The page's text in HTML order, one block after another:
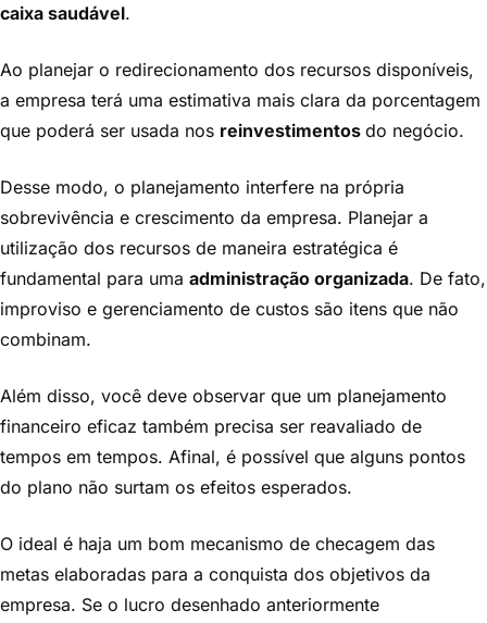
caixa saudável.
Ao planejar o redirecionamento dos recursos disponíveis,
a empresa terá uma estimativa mais clara da porcentagem
que poderá ser usada nos reinvestimentos do negócio.
Desse modo, o planejamento interfere na própria
sobrevivência e crescimento da empresa. Planejar a
utilização dos recursos de maneira estratégica é
fundamental para uma administração organizada. De fato,
improviso e gerenciamento de custos são itens que não
combinam.
Além disso, você deve observar que um planejamento
financeiro eficaz também precisa ser reavaliado de
tempos em tempos. Afinal, é possível que alguns pontos
do plano não surtam os efeitos esperados.
O ideal é haja um bom mecanismo de checagem das
metas elaboradas para a conquista dos objetivos da
empresa. Se o lucro desenhado anteriormente